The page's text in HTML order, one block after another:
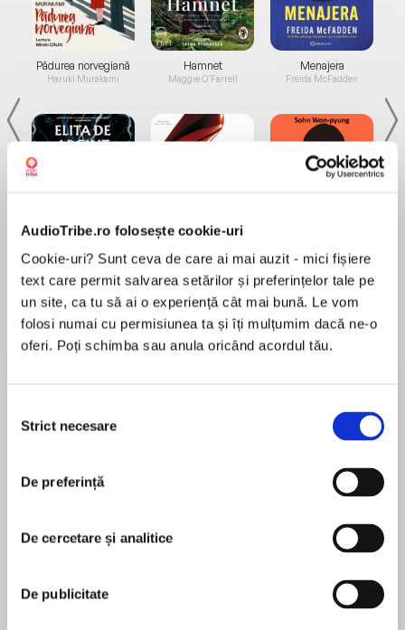
AudioTribe.ro folosește cookie-uri
Cookie-uri? Sunt ceva de care ai mai auzit - mici fișiere
text care permit salvarea setărilor și preferințelor tale pe
un site, ca tu să ai o experiență cât mai bună. Le vom
folosi numai cu permisiunea ta și îți mulțumim dacă ne-o
oferi. Poți schimba sau anula oricând acordul tău.
consimțământului
Strict necesare
De preferință
De cercetare și analitice
De publicitate
Pădurea norvegiană
Haruki Murakami
Elita de Argint (Elita
Hamnet
Maggie O'Farrell
Diavolul se îmbracă de
Menajera
Freida McFadden
Desprecarte
catalogue of classic fiction read by some of the
abridged and remastered stories are now
In rural England, a female-dominated
community runs on social customs and gossip.
At its heart are spinster sisters Miss Matty and
MAI MULT
pentru această carte
Elizabeth Gaskell (1810–1865) was a British novelist